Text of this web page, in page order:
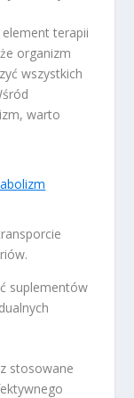
terapii
organizm
wszystkich
warto
suplementów
stosowane